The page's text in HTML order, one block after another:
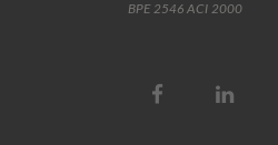
BPE 2546 ACI 2000